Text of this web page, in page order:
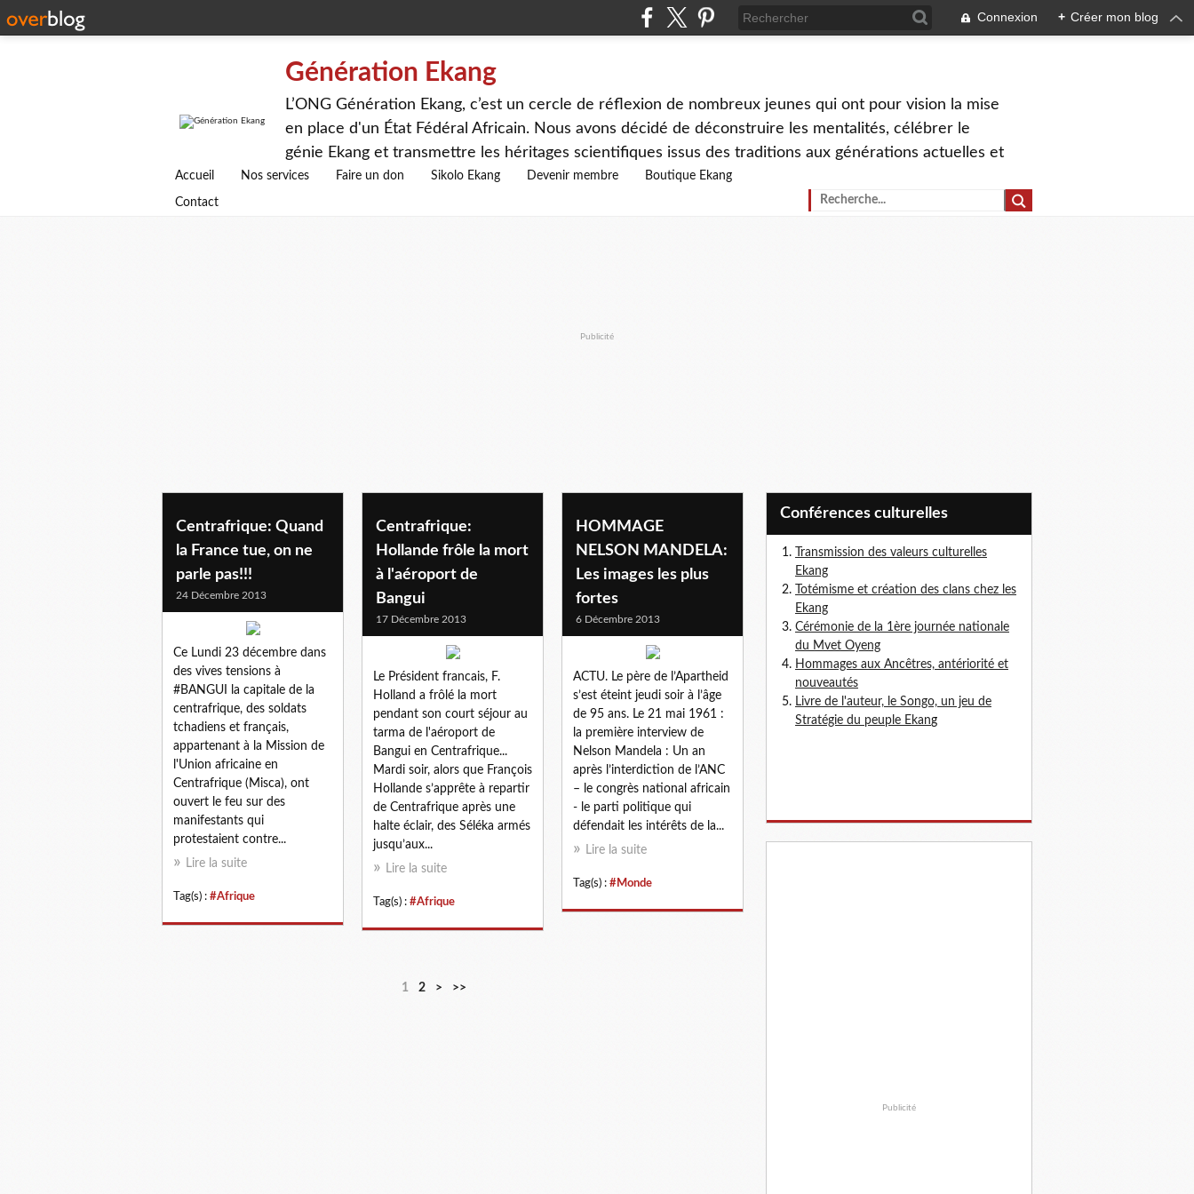
Connexion + Créer mon blog
Génération Ekang
L’ONG Génération Ekang, c’est un cercle de réflexion de nombreux jeunes qui ont pour vision la mise
en place d'un État Fédéral Africain. Nous avons décidé de déconstruire les mentalités, célébrer le
génie Ekang et transmettre les héritages scientifiques issus des traditions aux générations actuelles et
avenirs.
Accueil Nos services Faire un don Sikolo Ekang Devenir membre Boutique Ekang
Contact
Publicité
Centrafrique: Quand
la France tue, on ne
parle pas!!!
24 Décembre 2013
Ce Lundi 23 décembre dans
des vives tensions à
#BANGUI la capitale de la
centrafrique, des soldats
tchadiens et français,
appartenant à la Mission de
l'Union africaine en
Centrafrique (Misca), ont
ouvert le feu sur des
manifestants qui
protestaient contre...
Lire la suite
Tag(s) : #Afrique
Centrafrique:
Hollande frôle la mort
à l'aéroport de
Bangui
17 Décembre 2013
Le Président francais, F.
Holland a frôlé la mort
pendant son court séjour au
tarma de l'aéroport de
Bangui en Centrafrique...
Mardi soir, alors que François
Hollande s’apprête à repartir
de Centrafrique après une
halte éclair, des Séléka armés
jusqu’aux...
Lire la suite
Tag(s) : #Afrique
HOMMAGE
NELSON MANDELA:
Les images les plus
fortes
6 Décembre 2013
ACTU. Le père de l’Apartheid
s’est éteint jeudi soir à l’âge
de 95 ans. Le 21 mai 1961 :
la première interview de
Nelson Mandela : Un an
après l’interdiction de l’ANC
– le congrès national africain
- le parti politique qui
défendait les intérêts de la...
Lire la suite
Tag(s) : #Monde
1 2 > >>
Conférences culturelles
Transmission des valeurs culturelles
Ekang
Totémisme et création des clans chez les
Ekang
Cérémonie de la 1ère journée nationale
du Mvet Oyeng
Hommages aux Ancêtres, antériorité et
nouveautés
Livre de l'auteur, le Songo, un jeu de
Stratégie du peuple Ekang
Publicité